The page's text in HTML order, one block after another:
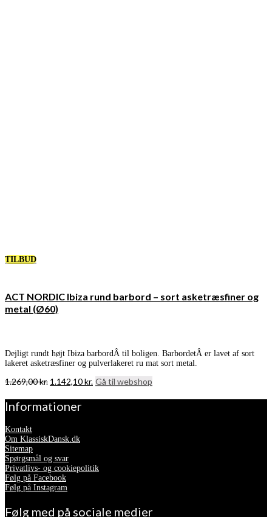
TILBUD
ACT NORDIC Ibiza rund barbord – sort asketræsfiner og
metal (Ø60)
Dejligt rundt højt Ibiza barbordÂ til boligen. BarbordetÂ er lavet af sort
lakeret asketræsfiner og pulverlakeret ru mat sort metal.
1.269,00kr. Den
pris
var:
1.142,10kr. Den
pris
Gå til webshop
Informationer
Kontakt
Om KlassiskDansk.dk
Sitemap
Spørgsmål og svar
Privatlivs- og cookiepolitik
Følg på Facebook
Følg på Instagram
Følg med på sociale medier